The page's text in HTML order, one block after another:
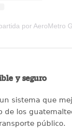
y seguro
sistema que
de los
público.